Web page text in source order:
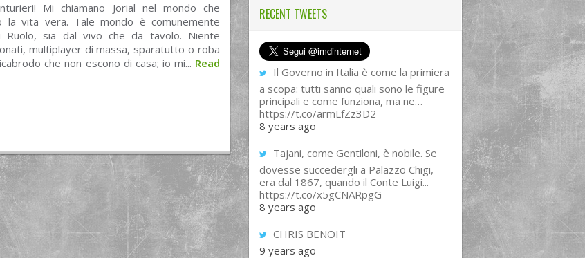
Mi chiamano Jorial nel mondo che
la vita vera. Tale mondo è comunemente
Ruolo, sia dal vivo che da tavolo. Niente
multiplayer di massa, sparatutto o roba
che non escono di casa; io mi... Read
RECENT TWEETS
Il Governo in Italia è come la primiera
a scopa: tutti sanno quali sono le figure
principali e come funziona, ma ne…
https://t.co/armLfZz3D2
8 years ago
Tajani, come Gentiloni, è nobile. Se
dovesse succedergli a Palazzo Chigi,
era dal 1867, quando il Conte Luigi...
https://t.co/x5gCNARpgG
8 years ago
CHRIS BENOIT
9 years ago